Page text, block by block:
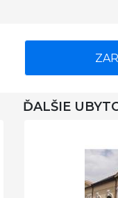
ĎALŠIE